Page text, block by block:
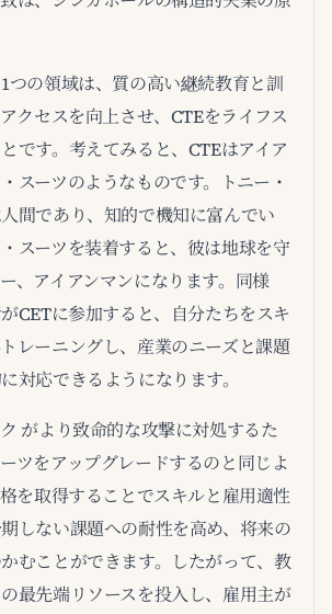
つの領域は、質の高い継続教育と訓
クセスを向上させ、CTEをライフス
です。考えてみると、CTEはアイア
スーツのようなものです。トニー・
間であり、知的で機知に富んでい
スーツを装着すると、彼は地球を守
、アイアンマンになります。同様
CETに参加すると、自分たちをスキ
レーニングし、産業のニーズと課題
対応できるようになります。
がより致命的な攻撃に対処するた
ツをアップグレードするのと同じよ
を取得することでスキルと雇用適性
しない課題への耐性を高め、将来の
むことができます。したがって、教
最先端リソースを投入し、雇用主が